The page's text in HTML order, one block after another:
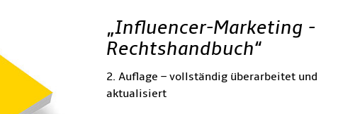
„Influencer-Marketing -
Rechtshandbuch“
2. Auflage – vollständig überarbeitet und
aktualisiert